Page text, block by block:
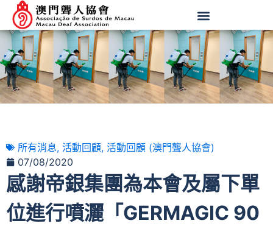
所有消息, 活動回顧, 活動回顧 (澳門聾人協會)
07/08/2020
感謝帝銀集團為本會及屬下單
位進行噴灑「GERMAGIC 90